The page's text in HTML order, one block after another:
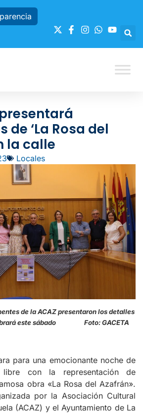
‘La Rosa del
la calle
Locales
de la ACAZ presentaron los detalles
este sábado Foto: GACETA
para una emocionante noche de
con la representación de
obra «La Rosa del Azafrán».
por la Asociación Cultural
(ACAZ) y el Ayuntamiento de La